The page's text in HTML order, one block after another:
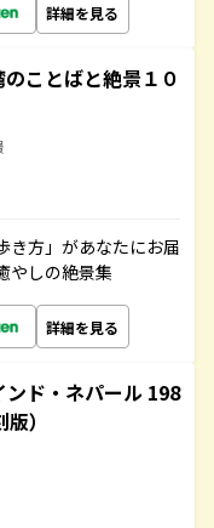
詳細を見る
ことばと絶景１０
き方」があなたにお届
やしの絶景集
詳細を見る
ド・ネパール 198
）